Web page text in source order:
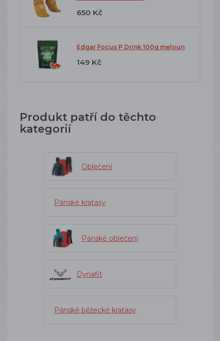
650 Kč
Edgar Focus P Drink 100g meloun
149 Kč
Produkt patří do těchto
kategorií
Oblečení
Pánské kraťasy
Pánské oblečení
Dynafit
Pánské běžecké kraťasy